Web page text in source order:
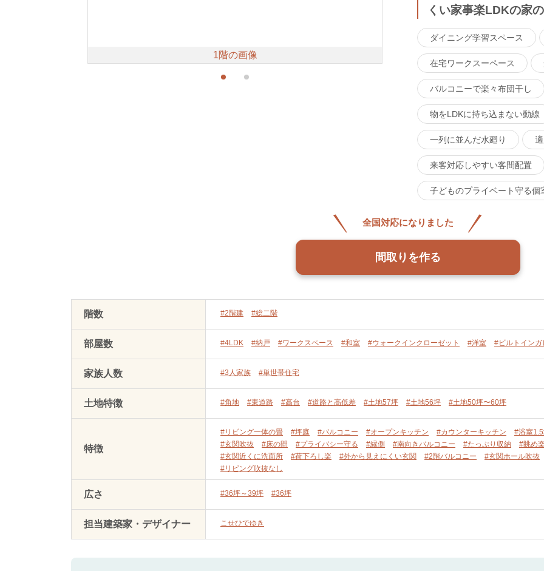
くい家事楽LDKの家
ダイニング学習スペース
在宅ワークスーペース
バルコニーで楽々布団干し
物をLDKに持ち込まない動線
一列に並んだ水廻り
来客対応しやすい客間配置
子どものプライベート守る個
1階の画像
全国対応になりました
間取りを作る
階数 #2階建 #総二階
部屋数 #4LDK #納戸 #ワークスペース #和室 #ウォークインクローゼット #洋室 #ビルトイン
家族人数 #3人家族 #単世帯住宅
土地特徴 #角地 #東道路 #高台 #道路と高低差 #土地57坪 #土地56坪 #土地50坪〜60坪
特徴
#リビング一体の畳 #坪庭 #バルコニー #オープンキッチン #カウンターキッチン
#浴室
#玄関吹抜
#床の間 #プライバシー守る #縁側 #南向きバルコニー #たっぷり収納
#眺め
#玄関近くに洗面所
#荷下ろし楽 #外から見えにくい玄関 #2階バルコニー
#玄関ホール吹抜
#リビング吹抜なし
広さ #36坪～39坪 #36坪
担当建築家・デザイナー こせひでゆき